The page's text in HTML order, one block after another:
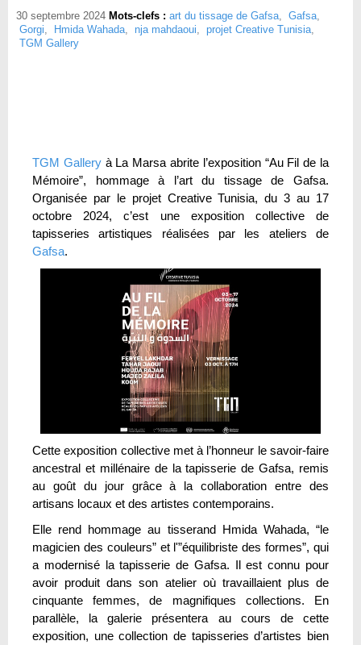
30 septembre 2024 Mots-clefs : art du tissage de Gafsa, Gafsa,
Gorgi, Hmida Wahada, nja mahdaoui, projet Creative Tunisia,
TGM Gallery
TGM Galleryà La Marsa abrite l’exposition “Au Fil de la
Mémoire”, hommage à l’art du tissage de Gafsa.
Organisée par le projet Creative Tunisia, du 3 au 17
octobre 2024, c’est une exposition collective de
tapisseries artistiques réalisées par les ateliers de
Gafsa.
Cette exposition collective met à l’honneur le savoir-faire
ancestral et millénaire de la tapisserie de Gafsa, remis
au goût du jour grâce à la collaboration entre des
artisans locaux et des artistes contemporains.
Elle rend hommage au tisserand Hmida Wahada, “le
magicien des couleurs” et l'”équilibriste des formes”, qui
a modernisé la tapisserie de Gafsa. Il est connu pour
avoir produit dans son atelier où travaillaient plus de
cinquante femmes, de magnifiques collections. En
parallèle, la galerie présentera au cours de cette
exposition, une collection de tapisseries d’artistes bien